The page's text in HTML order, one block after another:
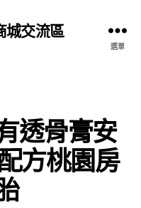
城交流區
選單
透骨膏安
方桃園房